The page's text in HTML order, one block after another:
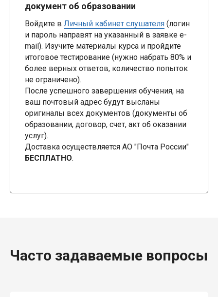
документ об образовании
Войдите в Личный кабинет слушателя (логин
и пароль направят на указанный в заявке e-
mail). Изучите материалы курса и пройдите
итоговое тестирование (нужно набрать 80% и
более верных ответов, количество попыток
не ограничено).
После успешного завершения обучения, на
ваш почтовый адрес будут высланы
оригиналы всех документов (документы об
образовании, договор, счет, акт об оказании
услуг).
Доставка осуществляется АО "Почта России"
БЕСПЛАТНО.
Часто задаваемые вопросы